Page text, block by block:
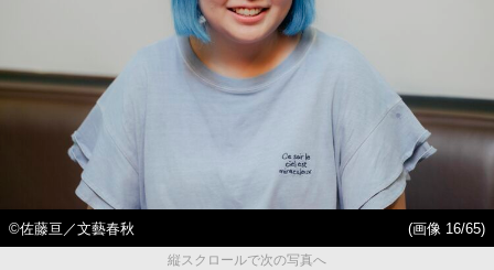
©佐藤亘／文藝春秋
(画像 16/65)
縦スクロールで次の写真へ